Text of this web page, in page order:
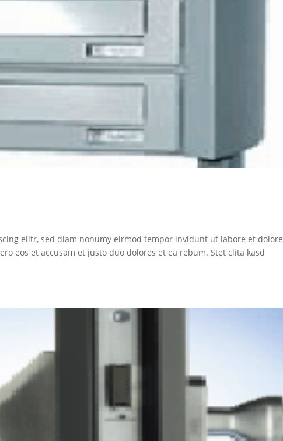
elitr, sed diam nonumy eirmod tempor invidunt ut labore et dolore
eos et accusam et justo duo dolores et ea rebum. Stet clita kasd